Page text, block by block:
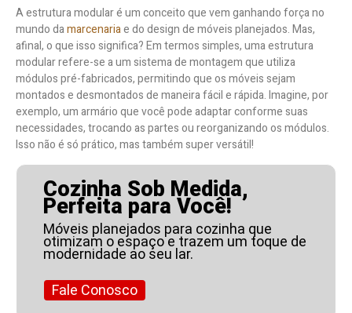
A estrutura modular é um conceito que vem ganhando força no
mundo damarcenariae do design de móveis planejados. Mas,
afinal, o que isso significa? Em termos simples, uma estrutura
modular refere-se a um sistema de montagem que utiliza
módulos pré-fabricados, permitindo que os móveis sejam
montados e desmontados de maneira fácil e rápida. Imagine, por
exemplo, um armário que você pode adaptar conforme suas
necessidades, trocando as partes ou reorganizando os módulos.
Isso não é só prático, mas também super versátil!
Cozinha Sob Medida,
Perfeita para Você!
Móveis planejados para cozinha que
otimizam o espaço e trazem um toque de
modernidade ao seu lar.
Fale Conosco